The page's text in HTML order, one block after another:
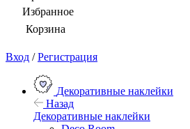
Избранное
Корзина
Вход / Регистрация
Декоративные наклейки
Назад
Декоративные наклейки